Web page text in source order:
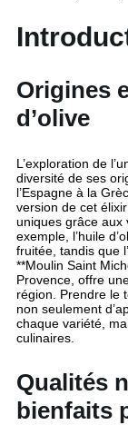
Origines
d’olive
L’exploration de
diversité de ses
l’Espagne à la
version de cet
uniques grâce aux
exemple, l’huile
fruitée, tandis que
**Moulin Saint
Provence, offre
région. Prendre le
non seulement
chaque variété,
culinaires.
Qualités
bienfaits